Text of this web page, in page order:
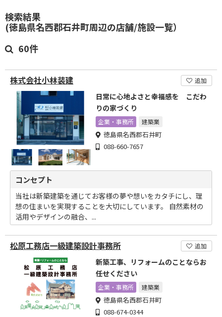
検索結果
(徳島県名西郡石井町周辺の店舗/施設一覧）
60件
株式会社小林装建 追加
日常に心地よさと幸福感を こだわ
りの家づくり
企業・事務所 建築業
徳島県名西郡石井町
088-660-7657
コンセプト
当社は新築建築を通じてお客様の夢や想いをカタチにし、理
想の住まいを実現することを大切にしています。 自然素材の
活用やデザインの融合、...
松原工務店一級建築設計事務所 追加
新築工事、リフォームのことならお
任せください
企業・事務所 建築業
徳島県名西郡石井町
088-674-0344